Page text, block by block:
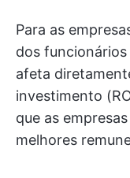
Para as
dos
afeta
investimento
que as
melhores